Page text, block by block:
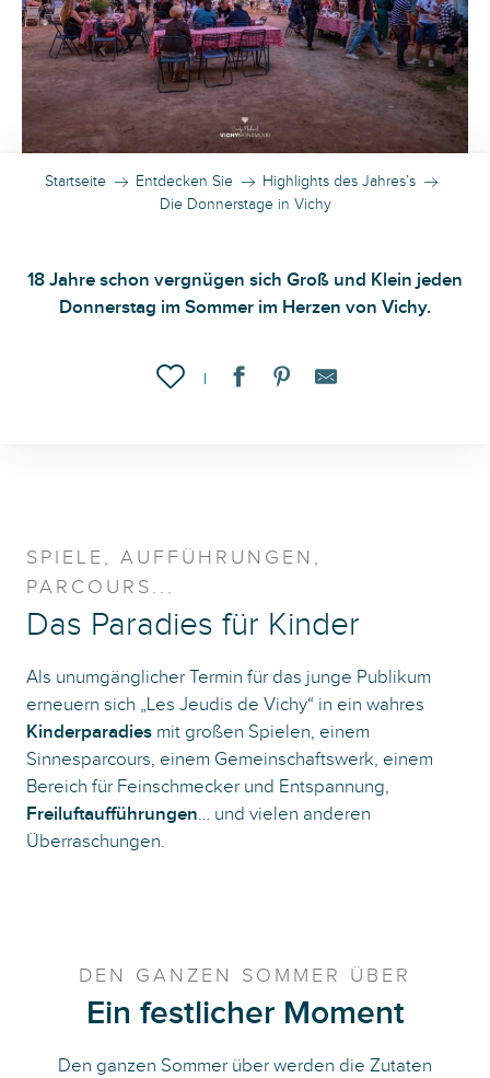
Startseite Entdecken Sie
Highlights des Jahres’s
Die Donnerstage in Vichy
18 Jahre schon vergnügen sich Groß und Klein jeden
Donnerstag im Sommer im Herzen von Vichy.
Ajouter aux favoris
SPIELE, AUFFÜHRUNGEN,
PARCOURS...
Das Paradies für Kinder
Als unumgänglicher Termin für das junge Publikum
erneuern sich „Les Jeudis de Vichy“ in ein wahres
Kinderparadies mit großen Spielen, einem
Sinnesparcours, einem Gemeinschaftswerk, einem
Bereich für Feinschmecker und Entspannung,
Freiluftaufführungen… und vielen anderen
Überraschungen.
DEN GANZEN SOMMER ÜBER
Ein festlicher Moment
Den ganzen Sommer über werden die Zutaten